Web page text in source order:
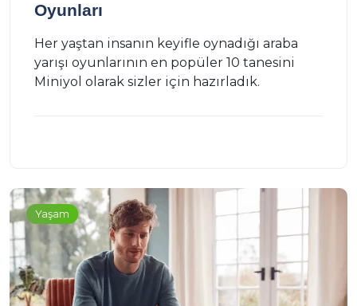
Oyunları
Her yaştan insanın keyifle oynadığı araba
yarışı oyunlarının en popüler 10 tanesini
Miniyol olarak sizler için hazırladık.
Yaşam